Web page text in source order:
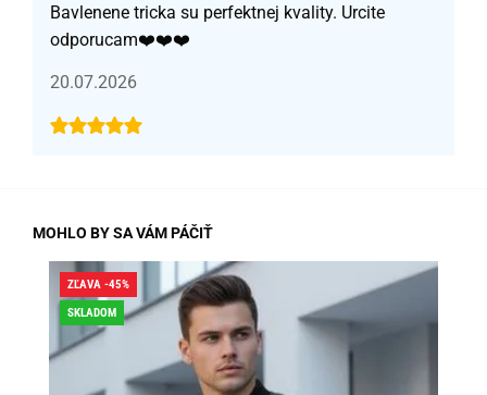
Bavlenene tricka su perfektnej kvality. Urcite
odporucam❤️❤️❤️
20.07.2026
MOHLO BY SA VÁM PÁČIŤ
ZĽAVA -45%
SKLADOM